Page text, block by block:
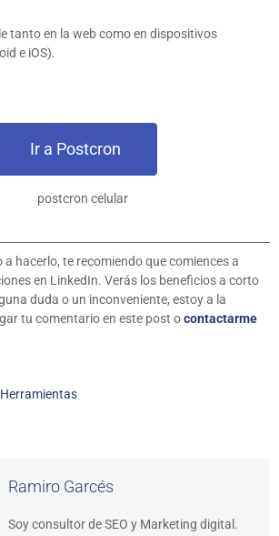
tanto en la web como en dispositivos
e iOS).
Ir a Postcron
a hacerlo, te recomiendo que comiences a
en LinkedIn. Verás los beneficios a corto
duda o un inconveniente, estoy a la
tu comentario en este post ocontactarme
Herramientas
Ramiro Garcés
Soy consultor de SEO y Marketing digital.